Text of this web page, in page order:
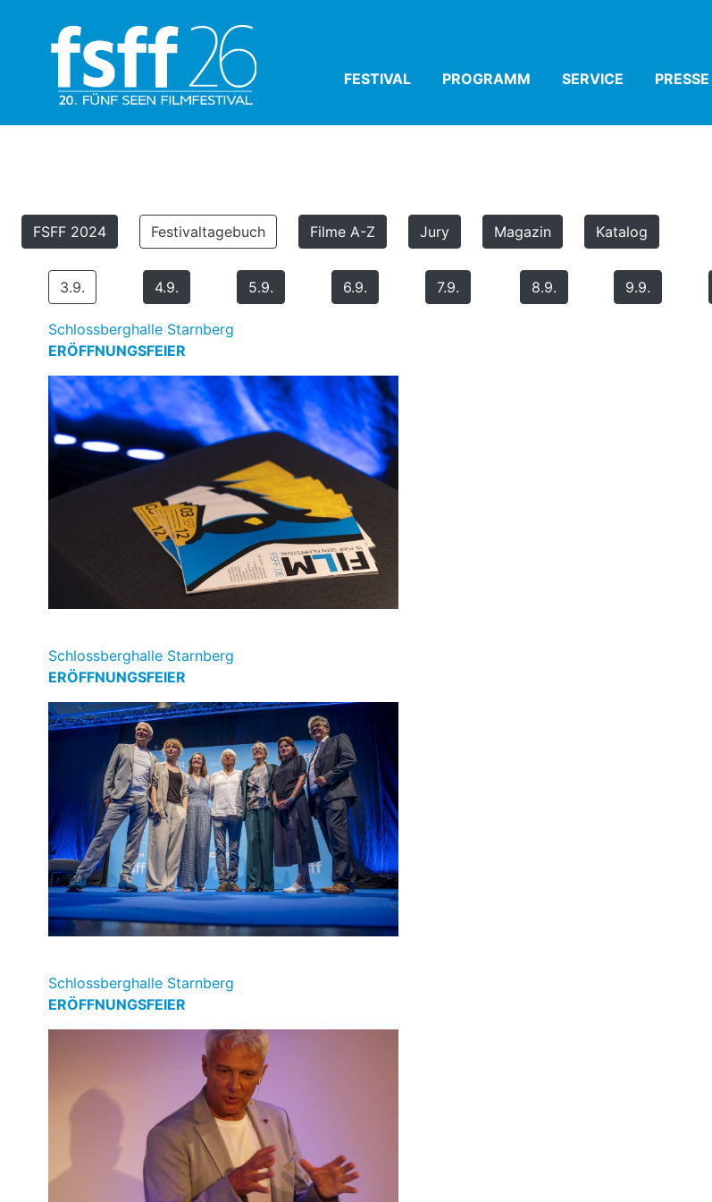
FESTIVAL(CURRENT)
PROGRAMM (CURRENT)
SERVICE (CURRENT)
PRESSE
FSFF 2024 Festivaltagebuch Filme A-Z Jury Magazin Katalog
3.9. 4.9. 5.9. 6.9. 7.9. 8.9. 9.9.
Schlossberghalle Starnberg
ERÖFFNUNGSFEIER
Schlossberghalle Starnberg
ERÖFFNUNGSFEIER
Schlossberghalle Starnberg
ERÖFFNUNGSFEIER